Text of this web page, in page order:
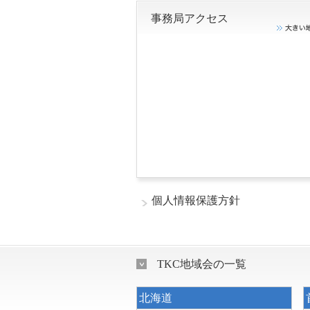
事務局アクセス
個人情報保護方針
TKC地域会の一覧
北海道